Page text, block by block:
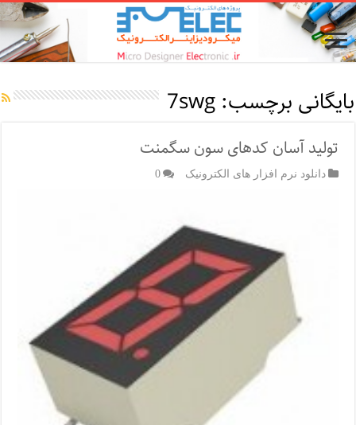
بایگانی برچسب:7swg
تولید آسان کدهای سون سگمنت
دانلود نرم افزار های الکترونیک 0